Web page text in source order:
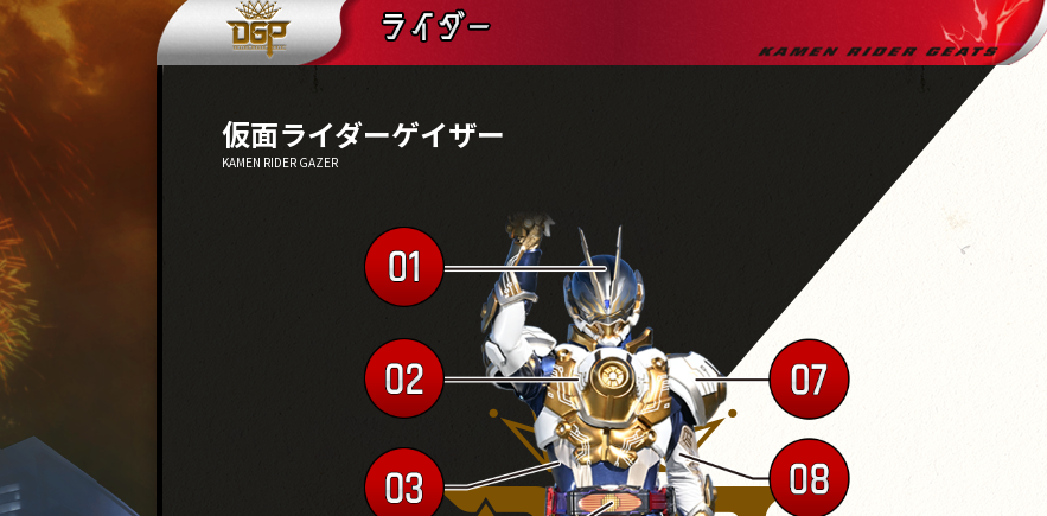
仮面ライダーゲイザー
KAMEN RIDER GAZER